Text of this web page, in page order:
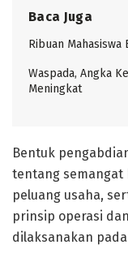
Baca Juga
Ribuan Mahasiswa
Waspada, Angka
Meningkat
Bentuk
tentang semangat
peluang usaha,
prinsip operasi
dilaksanakan